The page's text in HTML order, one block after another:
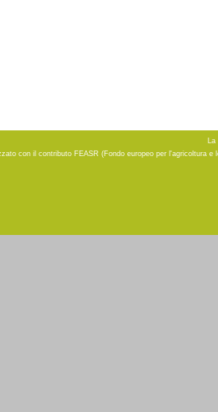
La
con il contributo FEASR (Fondo europeo per l'agricoltura